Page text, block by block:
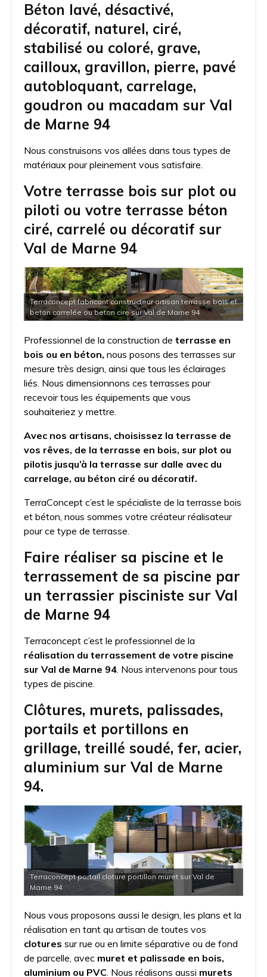
Béton lavé, désactivé,
décoratif, naturel, ciré,
stabilisé ou coloré, grave,
cailloux, gravillon, pierre, pavé
autobloquant, carrelage,
goudron ou macadam sur Val
de Marne 94
Nous construisons vos allées dans tous types de
matériaux pour pleinement vous satisfaire.
Votre terrasse bois sur plot ou
piloti ou votre terrasse béton
ciré, carrelé ou décoratif sur
Val de Marne 94
Terraconcept fabricant constructeur artisan terrasse bois et
beton carrelée ou beton cire sur Val de Marne 94
Professionnel de la construction de terrasse en
bois ou en béton, nous posons des terrasses sur
mesure très design, ainsi que tous les éclairages
liés. Nous dimensionnons ces terrasses pour
recevoir tous les équipements que vous
souhaiteriez y mettre.
Avec nos artisans, choisissez la terrasse de
vos rêves, de la terrasse en bois, sur plot ou
pilotis jusqu’à la terrasse sur dalle avec du
carrelage, au béton ciré ou décoratif.
TerraConcept c’est le spécialiste de la terrasse bois
et béton, nous sommes votre créateur réalisateur
pour ce type de terrasse.
Faire réaliser sa piscine et le
terrassement de sa piscine par
un terrassier pisciniste sur Val
de Marne 94
Terraconcept c’est le professionnel de la
réalisation du terrassement de votre piscine
sur Val de Marne 94. Nous intervenons pour tous
types de piscine.
Clôtures, murets, palissades,
portails et portillons en
grillage, treillé soudé, fer, acier,
aluminium sur Val de Marne
94.
Terraconcept portail cloture portillon muret sur Val de
Marne 94
Nous vous proposons aussi le design, les plans et la
réalisation en tant qu artisan de toutes vos
clotures sur rue ou en limite séparative ou de fond
de parcelle, avec muret et palissade en bois,
aluminium ou PVC . Nous réalisons aussi murets